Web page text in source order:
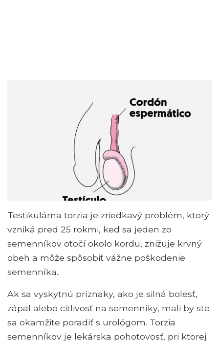
Testikulárna torzia je zriedkavý problém, ktorý
vzniká pred 25 rokmi, keď sa jeden zo
semenníkov otočí okolo kordu, znižuje krvný
obeh a môže spôsobiť vážne poškodenie
semenníka..
Ak sa vyskytnú príznaky, ako je silná bolesť,
zápal alebo citlivosť na semenníky, mali by ste
sa okamžite poradiť s urológom. Torzia
semenníkov je lekárska pohotovosť, pri ktorej